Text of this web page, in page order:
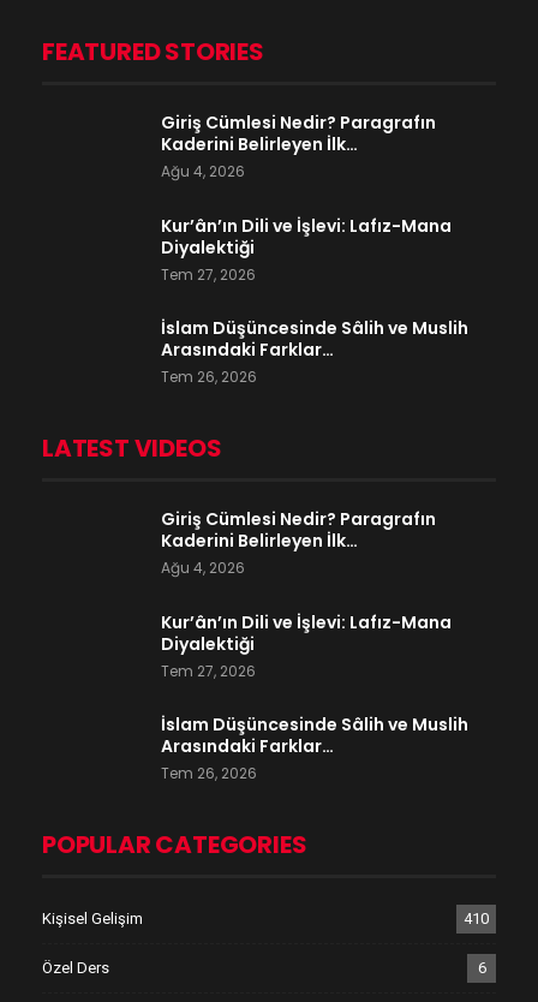
FEATURED STORIES
Giriş Cümlesi Nedir? Paragrafın
Kaderini Belirleyen İlk…
Ağu 4, 2026
Kur’ân’ın Dili ve İşlevi: Lafız-Mana
Diyalektiği
Tem 27, 2026
İslam Düşüncesinde Sâlih ve Muslih
Arasındaki Farklar…
Tem 26, 2026
LATEST VIDEOS
Giriş Cümlesi Nedir? Paragrafın
Kaderini Belirleyen İlk…
Ağu 4, 2026
Kur’ân’ın Dili ve İşlevi: Lafız-Mana
Diyalektiği
Tem 27, 2026
İslam Düşüncesinde Sâlih ve Muslih
Arasındaki Farklar…
Tem 26, 2026
POPULAR CATEGORIES
Kişisel Gelişim 410
Özel Ders 6